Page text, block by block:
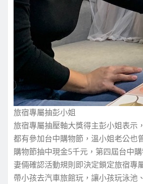
旅宿專屬抽彭小姐
旅宿專屬抽壓軸大獎得主彭小姐表示
都有參加台中購物節，溫小姐老公也
購物節抽中現金5千元，第四屆台中
妻倆確認活動規則即決定鎖定旅宿專
帶小孩去汽車旅館玩，讓小孩玩泳池